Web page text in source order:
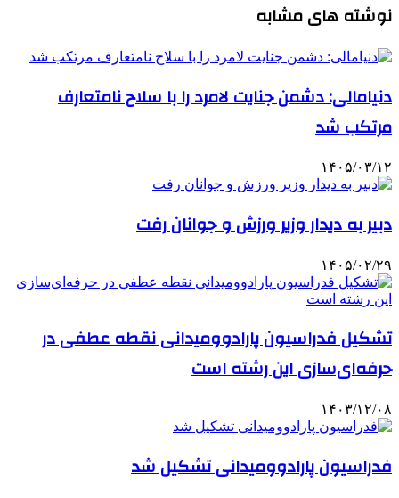
نوشته های مشابه
دنیامالی: دشمن جنایت لامرد را با سلاح نامتعارف
مرتکب شد
۱۴۰۵/۰۳/۱۲
دبیر به دیدار وزیر ورزش و جوانان رفت
۱۴۰۵/۰۲/۲۹
تشکیل فدراسیون پارادوومیدانی نقطه عطفی در
حرفه‌ای‌سازی این رشته است
۱۴۰۳/۱۲/۰۸
فدراسیون پارادوومیدانی تشکیل شد